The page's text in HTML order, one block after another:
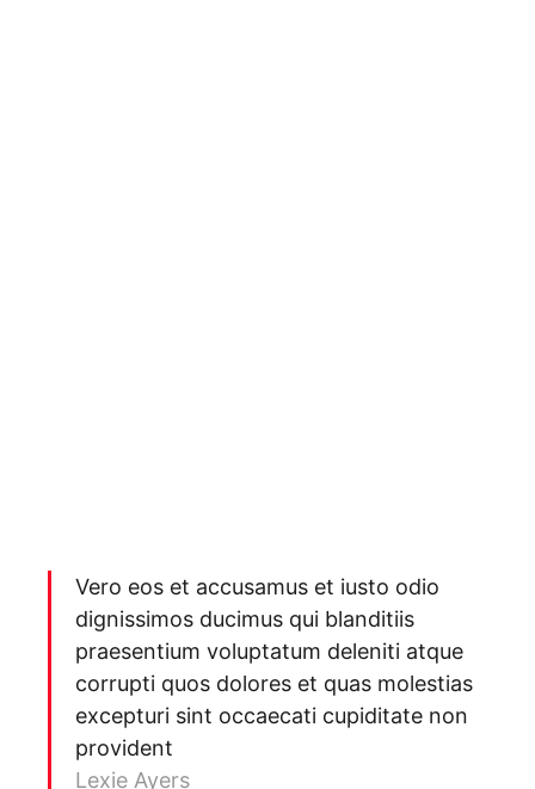
Vero eos et accusamus et iusto odio
dignissimos ducimus qui blanditiis
praesentium voluptatum deleniti atque
corrupti quos dolores et quas molestias
excepturi sint occaecati cupiditate non
provident
Lexie Ayers